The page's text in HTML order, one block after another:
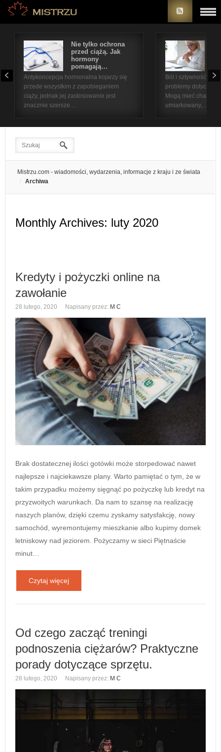
Nie tylko ochrona
przed ciążą. Jak
hormony
pomagają…
Antykoncepcja hormonalna kojarzy się
przede wszystkim z zapobieganiem
ciąży, jednak jej zastosowanie jest
znacznie szersze.…
Ból i sztywność
problemy
Mogą mieć
umiarkowany,…
Mistrzu.com - wiadomości, wydarzenia, informacje z kraju i ze świata
Archiwa
Monthly Archives: luty 2020
Kredyty i pożyczki online na
zawołanie
28 lutego, 2020 Napisany przez: M C
Brak dostatecznej ilości gotówki może storpedować nawet
najlepsze i najciekawsze plany. Warto pamiętać o tym, że w
takim przypadku możemy sięgnąć po pożyczkę lub kredyt na
przyzwoitych warunkach. Da nam to szansę na realizację
naszych planów, dzięki czemu zyskamy satysfakcję, nowy
samochód, wyremontujemy mieszkanie albo kupimy domek
letniskowy nad jeziorem. Pożyczamy w sieci Piętnaście
minut…
Czytaj więcej
Od czego zacząć treningi
podnoszenia ciężarów? Praktyczne
porady dotyczące sprzętu.
28 lutego, 2020 Napisany przez: M C